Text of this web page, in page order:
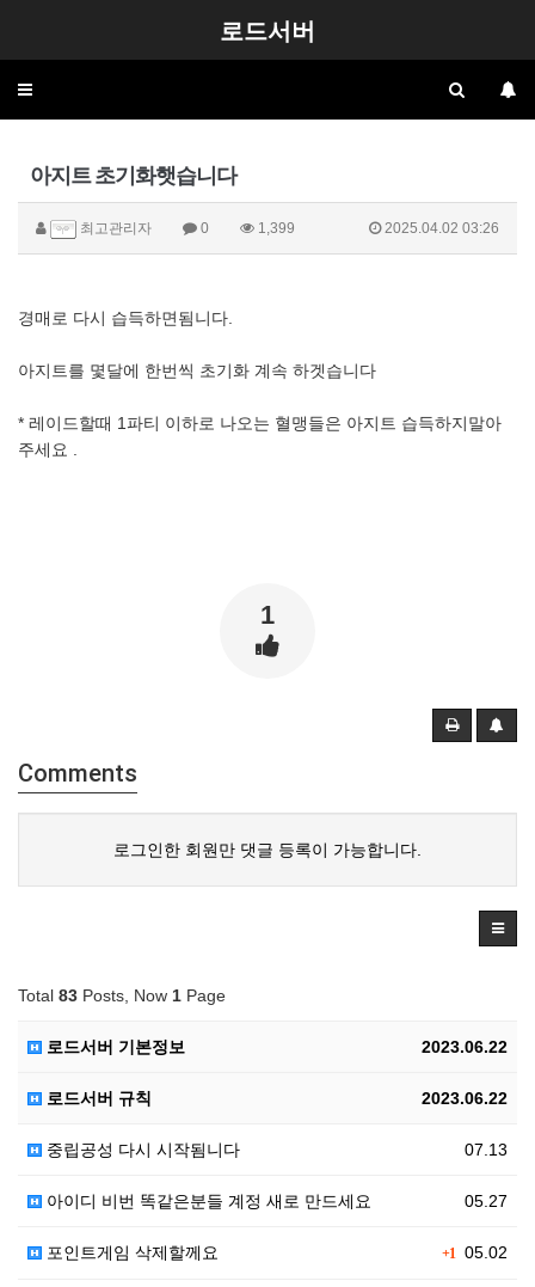
로드서버
Toggle
아지트 초기화햇습니다
최고관리자 0 1,399 2025.04.02 03:26
경매로 다시 습득하면됨니다.
아지트를 몇달에 한번씩 초기화 계속 하겟습니다
* 레이드할때 1파티 이하로 나오는 혈맹들은 아지트 습득하지말아
주세요 .
1
Comments
로그인한 회원만 댓글 등록이 가능합니다.
Total 83 Posts, Now 1 Page
2023.06.22
로드서버 기본정보
2023.06.22
로드서버 규칙
07.13
중립공성 다시 시작됨니다
05.27
아이디 비번 똑같은분들 계정 새로 만드세요
+1 05.02
포인트게임 삭제할께요